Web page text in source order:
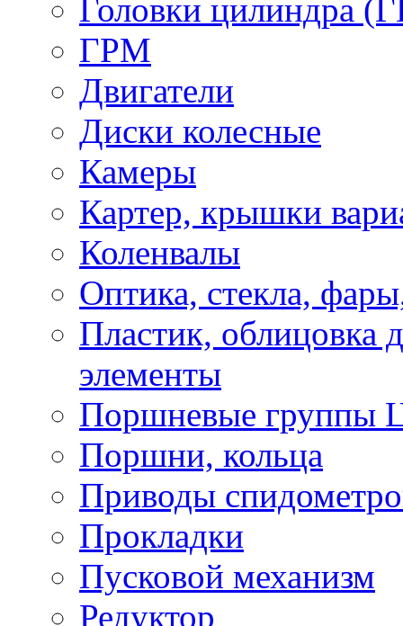
Головки цилиндра
ГРМ
Двигатели
Диски колесные
Камеры
Картер, крышки
Коленвалы
Оптика, стекла,
Пластик, облицовка
элементы
Поршневые группы
Поршни, кольца
Приводы
Прокладки
Пусковой механизм
Редуктор